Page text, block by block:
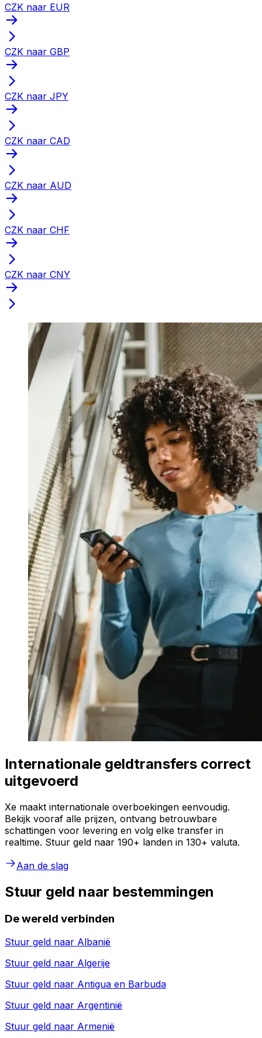
CZK naar EUR
CZK naar GBP
CZK naar JPY
CZK naar CAD
CZK naar AUD
CZK naar CHF
CZK naar CNY
Internationale geldtransfers correct
uitgevoerd
Xe maakt internationale overboekingen eenvoudig.
Bekijk vooraf alle prijzen, ontvang betrouwbare
schattingen voor levering en volg elke transfer in
realtime. Stuur geld naar 190+ landen in 130+ valuta.
Aan de slag
Stuur geld naar bestemmingen
De wereld verbinden
Stuur geld naar Albanië
Stuur geld naar Algerije
Stuur geld naar Antigua en Barbuda
Stuur geld naar Argentinië
Stuur geld naar Armenië